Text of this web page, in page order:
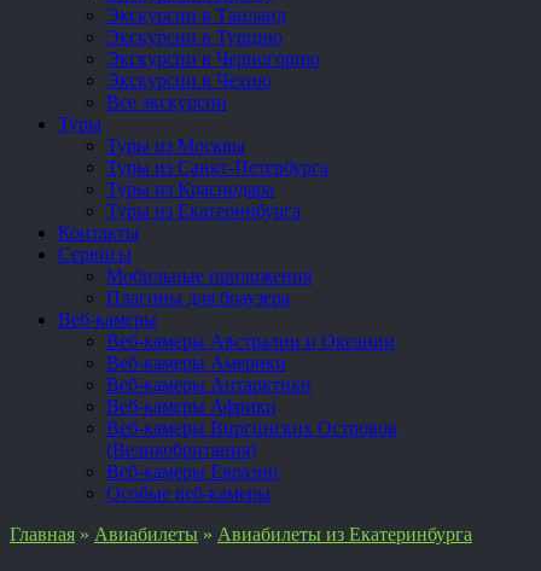
Экскурсии в Таиланд
Экскурсии в Турцию
Экскурсии в Черногорию
Экскурсии в Чехию
Все экскурсии
Туры
Туры из Москвы
Туры из Санкт-Петербурга
Туры из Краснодара
Туры из Екатеринбурга
Контакты
Сервисы
Мобильные приложения
Плагины для браузера
Веб-камеры
Веб-камеры Австралии и Океании
Веб-камеры Америки
Веб-камеры Антарктики
Веб-камеры Африки
Веб-камеры Виргинских Островов
(Великобритания)
Веб-камеры Евразии
Особые веб-камеры
Главная » Авиабилеты » Авиабилеты из Екатеринбурга